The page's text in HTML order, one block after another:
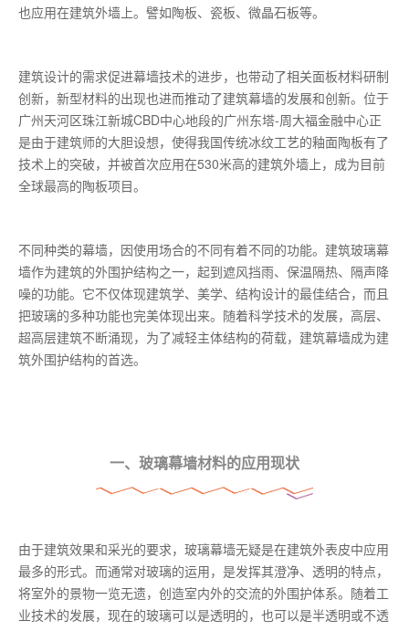
也应用在建筑外墙上。譬如陶板、瓷板、微晶石板等。
建筑设计的需求促进幕墙技术的进步，也带动了相关面板材料研制
创新，新型材料的出现也进而推动了建筑幕墙的发展和创新。位于
广州天河区珠江新城CBD中心地段的广州东塔-周大福金融中心正
是由于建筑师的大胆设想，使得我国传统冰纹工艺的釉面陶板有了
技术上的突破，并被首次应用在530米高的建筑外墙上，成为目前
全球最高的陶板项目。
不同种类的幕墙，因使用场合的不同有着不同的功能。建筑玻璃幕
墙作为建筑的外围护结构之一，起到遮风挡雨、保温隔热、隔声降
噪的功能。它不仅体现建筑学、美学、结构设计的最佳结合，而且
把玻璃的多种功能也完美体现出来。随着科学技术的发展，高层、
超高层建筑不断涌现，为了减轻主体结构的荷载，建筑幕墙成为建
筑外围护结构的首选。
一、玻璃幕墙材料的应用现状
由于建筑效果和采光的要求，玻璃幕墙无疑是在建筑外表皮中应用
最多的形式。而通常对玻璃的运用，是发挥其澄净、透明的特点，
将室外的景物一览无遗，创造室内外的交流的外围护体系。随着工
业技术的发展，现在的玻璃可以是透明的，也可以是半透明或不透